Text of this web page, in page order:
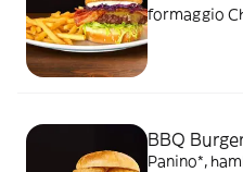
formaggio
BBQ
Panino*,